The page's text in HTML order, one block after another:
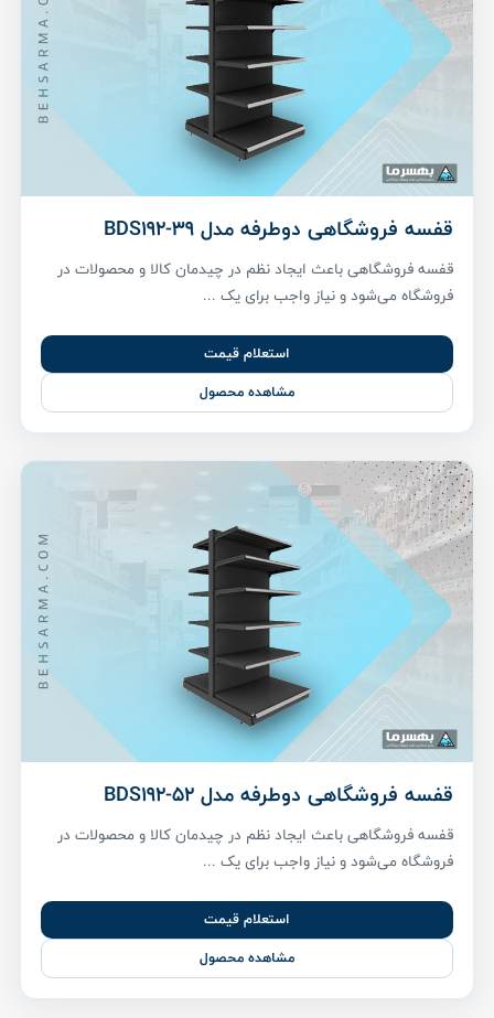
قفسه فروشگاهی دوطرفه مدل BDS192-39
قفسه فروشگاهی باعث ایجاد نظم در چیدمان کالا و محصولات در
فروشگاه می‌شود و نیاز واجب برای یک ...
استعلام قیمت
مشاهده محصول
قفسه فروشگاهی دوطرفه مدل BDS192-52
قفسه فروشگاهی باعث ایجاد نظم در چیدمان کالا و محصولات در
فروشگاه می‌شود و نیاز واجب برای یک ...
استعلام قیمت
مشاهده محصول